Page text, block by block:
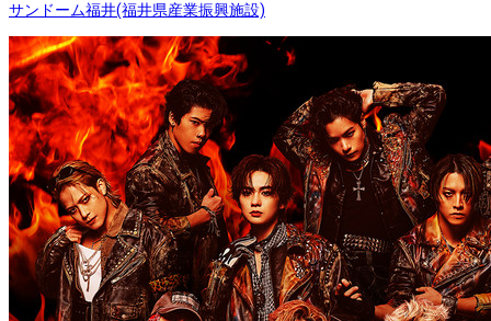
サンドーム福井(福井県産業振興施設)